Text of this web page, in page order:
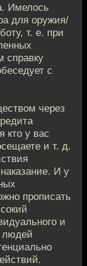
Имелось
для оружия/
т. е. при
справку
с
через
кто у вас
и т. д.
И у
прописать
и
людей